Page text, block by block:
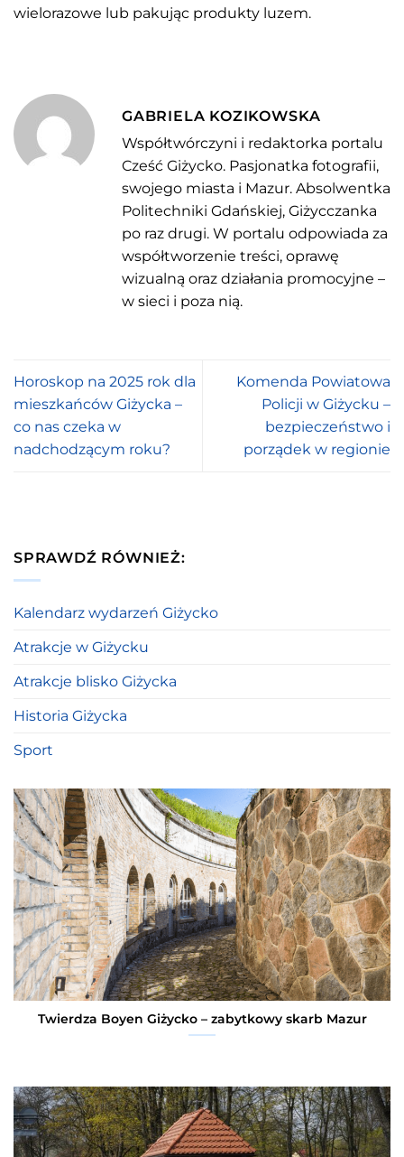
wielorazowe lub pakując produkty luzem.
GABRIELA KOZIKOWSKA
Współtwórczyni i redaktorka portalu
Cześć Giżycko. Pasjonatka fotografii,
swojego miasta i Mazur. Absolwentka
Politechniki Gdańskiej, Giżycczanka
po raz drugi. W portalu odpowiada za
współtworzenie treści, oprawę
wizualną oraz działania promocyjne –
w sieci i poza nią.
Horoskop na 2025 rok dla
mieszkańców Giżycka –
co nas czeka w
nadchodzącym roku?
Komenda Powiatowa
Policji w Giżycku –
bezpieczeństwo i
porządek w regionie
SPRAWDŹ RÓWNIEŻ:
Kalendarz wydarzeń Giżycko
Atrakcje w Giżycku
Atrakcje blisko Giżycka
Historia Giżycka
Sport
Twierdza Boyen Giżycko – zabytkowy skarb Mazur